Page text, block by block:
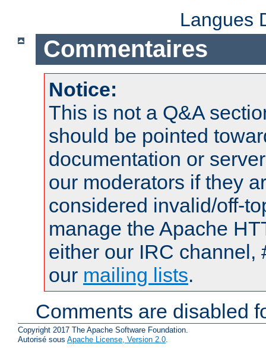
Langues
Commentaires
Notice:
This is not a Q&A
should be pointed
documentation or
our moderators if they
considered invalid/off-
manage the Apache
either our IRC channel,
our mailing lists.
Comments are disabled
Copyright 2017 The Apache Software Foundation.
Autorisé sous Apache License, Version 2.0